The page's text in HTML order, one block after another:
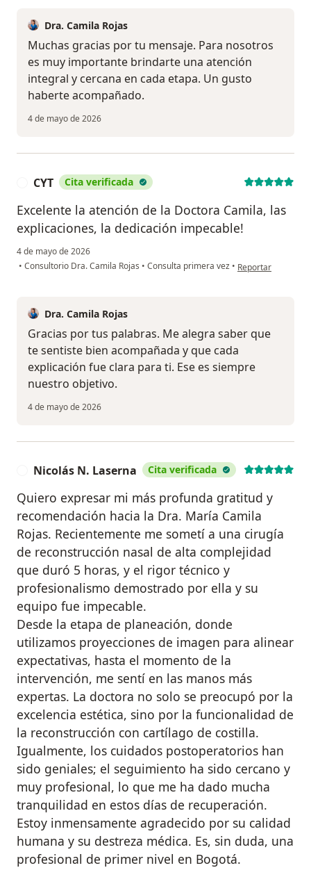
Dra. Camila Rojas
Muchas gracias por tu mensaje. Para nosotros
es muy importante brindarte una atención
integral y cercana en cada etapa. Un gusto
haberte acompañado.
4 de mayo de 2026
CYT Cita verificada
Excelente la atención de la Doctora Camila, las
explicaciones, la dedicación impecable!
4 de mayo de 2026
• Consultorio Dra. Camila Rojas • Consulta primera vez • en opinión del
Reportar
Dra. Camila Rojas
Gracias por tus palabras. Me alegra saber que
te sentiste bien acompañada y que cada
explicación fue clara para ti. Ese es siempre
nuestro objetivo.
4 de mayo de 2026
Nicolás N. Laserna Cita verificada
Quiero expresar mi más profunda gratitud y
recomendación hacia la Dra. María Camila
Rojas. Recientemente me sometí a una cirugía
de reconstrucción nasal de alta complejidad
que duró 5 horas, y el rigor técnico y
profesionalismo demostrado por ella y su
equipo fue impecable.
Desde la etapa de planeación, donde
utilizamos proyecciones de imagen para alinear
expectativas, hasta el momento de la
intervención, me sentí en las manos más
expertas. La doctora no solo se preocupó por la
excelencia estética, sino por la funcionalidad de
la reconstrucción con cartílago de costilla.
Igualmente, los cuidados postoperatorios han
sido geniales; el seguimiento ha sido cercano y
muy profesional, lo que me ha dado mucha
tranquilidad en estos días de recuperación.
Estoy inmensamente agradecido por su calidad
humana y su destreza médica. Es, sin duda, una
profesional de primer nivel en Bogotá.